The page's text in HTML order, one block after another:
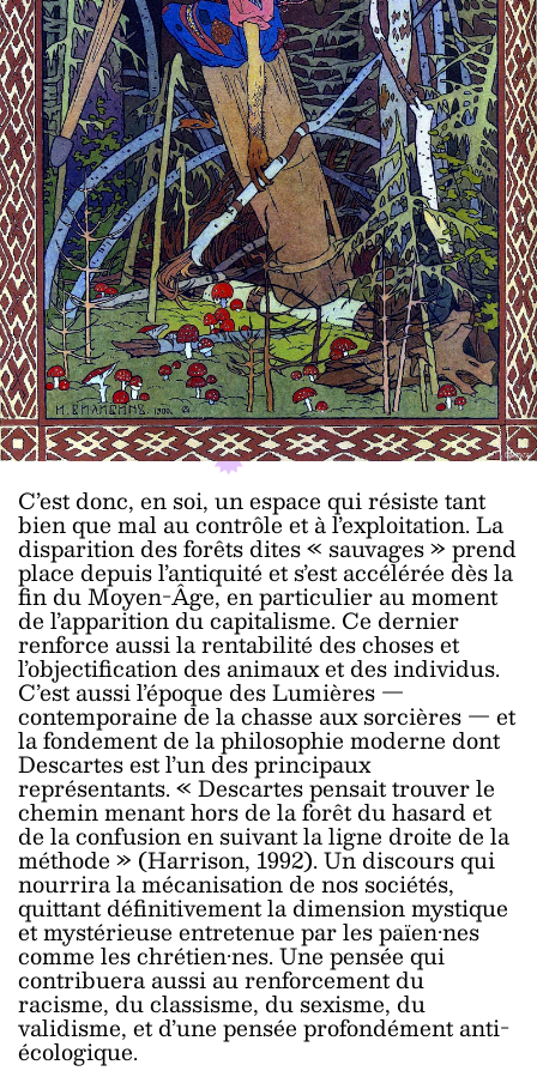
C’est donc, en soi, un espace qui résiste tant
bien que mal au contrôle et à l’exploitation. La
disparition des forêts dites « sauvages » prend
place depuis l’antiquité et s’est accélérée dès la
fin du Moyen-Âge, en particulier au moment
de l’apparition du capitalisme. Ce dernier
renforce aussi la rentabilité des choses et
l’objectification des animaux et des individus.
C’est aussi l’époque des Lumières —
contemporaine de la chasse aux sorcières — et
la fondement de la philosophie moderne dont
Descartes est l’un des principaux
représentants. « Descartes pensait trouver le
chemin menant hors de la forêt du hasard et
de la confusion en suivant la ligne droite de la
méthode » (Harrison, 1992). Un discours qui
nourrira la mécanisation de nos sociétés,
quittant définitivement la dimension mystique
et mystérieuse entretenue par les païen·nes
comme les chrétien·nes. Une pensée qui
contribuera aussi au renforcement du
racisme, du classisme, du sexisme, du
validisme, et d’une pensée profondément anti-
écologique.